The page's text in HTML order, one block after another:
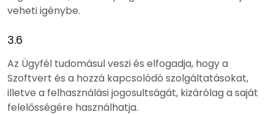
veheti igénybe.
3.6
Az Ügyfél tudomásul veszi és elfogadja, hogy a
Szoftvert és a hozzá kapcsolódó szolgáltatásokat,
illetve a felhasználási jogosultságát, kizárólag a saját
felelősségére használhatja.